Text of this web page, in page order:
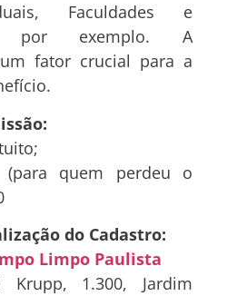
Faculdades e
por exemplo. A
fator crucial para a
quem perdeu o
do Cadastro:
Limpo Paulista
Krupp, 1.300, Jardim